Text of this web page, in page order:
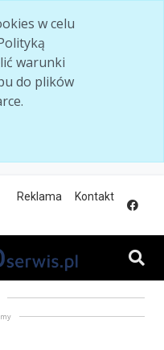
w celu
warunki
do plików
Reklama Kontakt